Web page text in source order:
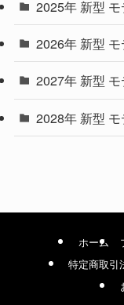
(4)
(1)
2025年 新型
2026年 新型
2027年 新型
2028年 新型
ホーム
特定商取引